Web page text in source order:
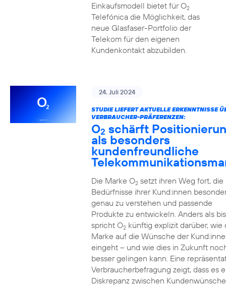
Einkaufsmodell bietet für O2
Telefónica die Möglichkeit, das
neue Glasfaser-Portfolio der
Telekom für den eigenen
Kundenkontakt abzubilden.
24. Juli 2024
STUDIE LIEFERT AKTUELLE ERKENNTNISSE
VERBRAUCHER-PRÄFERENZEN:
O2 schärft
als besonders
kundenfreundliche
Die Marke O2setzt ihren Weg fort, die
Bedürfnisse ihrer Kund:innen
genau zu verstehen und passende
Produkte zu entwickeln. Anders als
spricht O2künftig explizit darüber, wie
Marke auf die Wünsche der
eingeht – und wie dies in Zukunft
besser gelingen kann. Eine
Verbraucherbefragung zeigt, dass es
Diskrepanz zwischen